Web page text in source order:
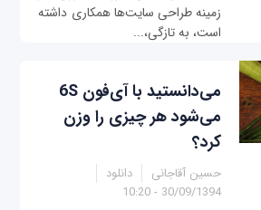
زمینه طراحی سایت‌ها همکاری داشته
است، به تازگی،...
می‌دانستید با آی‌فون 6S
می‌شود هر چیزی را وزن
کرد؟
حسین آقاجانی
دانلود
30/09/1394 - 10:20